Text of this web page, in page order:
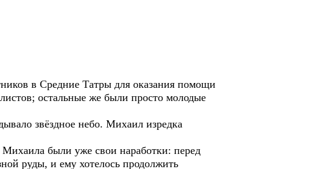
в Средние Татры для оказания помощи
остальные же были просто молодые
звёздное небо. Михаил изредка
были уже свои наработки: перед
руды, и ему хотелось продолжить